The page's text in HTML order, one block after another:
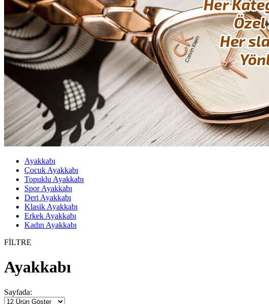
Ayakkabı
Çocuk Ayakkabı
Topuklu Ayakkabı
Spor Ayakkabı
Deri Ayakkabı
Klasik Ayakkabı
Erkek Ayakkabı
Kadın Ayakkabı
FİLTRE
Ayakkabı
Sayfada: